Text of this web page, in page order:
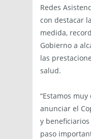
Redes
con destacar
medida,
Gobierno a
las
salud.
“Estamos
anunciar el
y
paso